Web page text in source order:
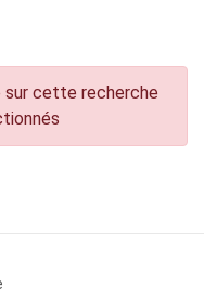
sur cette recherche